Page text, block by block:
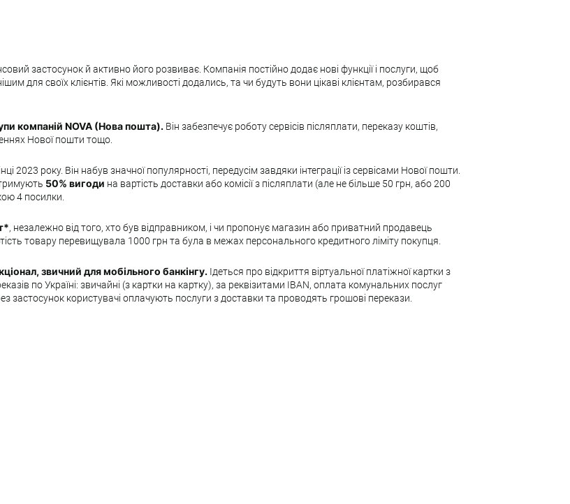
застосунок й активно його розвиває. Компанія постійно додає нові функції і послуги, щоб
для своїх клієнтів. Які можливості додались, та чи будуть вони цікаві клієнтам, розбирався
компаній NOVA (Нова пошта). Він забезпечує роботу сервісів післяплати, переказу коштів,
Нової пошти тощо.
2023 року. Він набув значної популярності, передусім завдяки інтеграції із сервісами Нової пошти.
50% вигоди на вартість доставки або комісії з післяплати (але не більше 50 грн, або 200
4 посилки.
, незалежно від того, хто був відправником, і чи пропонує магазин або приватний продавець
товару перевищувала 1000 грн та була в межах персонального кредитного ліміту покупця.
звичний для мобільного банкінгу. Ідеться про відкриття віртуальної платіжної картки з
по Україні: звичайні (з картки на картку), за реквізитами IBAN, оплата комунальних послуг
застосунок користувачі оплачують послуги з доставки та проводять грошові перекази.